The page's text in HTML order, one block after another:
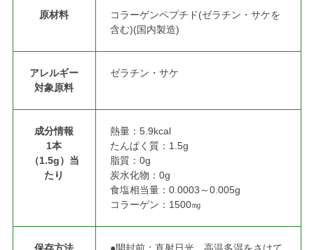
原材料
コラーゲンペプチド(ゼラチン・サケを
含む)(国内製造)
アレルギー
対象原料
ゼラチン・サケ
成分情報
1本
（1.5g）当
たり
熱量：5.9kcal
たんぱく質：1.5g
脂質：0g
炭水化物：0g
食塩相当量：0.0003～0.005g
コラーゲン：1500㎎
保存方法
●開封前：直射日光、高温多湿をさけて